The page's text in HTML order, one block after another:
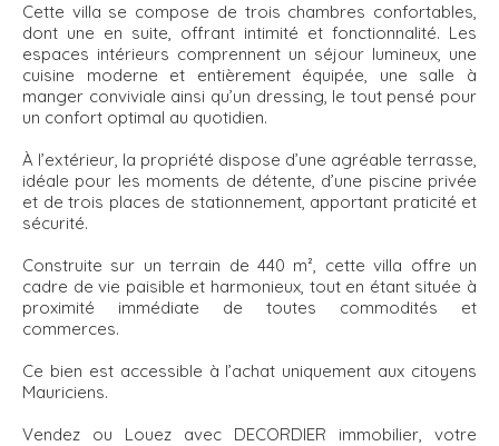
Cette villa se compose de trois chambres confortables,
dont une en suite, offrant intimité et fonctionnalité. Les
espaces intérieurs comprennent un séjour lumineux, une
cuisine moderne et entièrement équipée, une salle à
manger conviviale ainsi qu’un dressing, le tout pensé pour
un confort optimal au quotidien.
À l’extérieur, la propriété dispose d’une agréable terrasse,
idéale pour les moments de détente, d’une piscine privée
et de trois places de stationnement, apportant praticité et
sécurité.
Construite sur un terrain de 440 m², cette villa offre un
cadre de vie paisible et harmonieux, tout en étant située à
proximité immédiate de toutes commodités et
commerces.
Ce bien est accessible à l’achat uniquement aux citoyens
Mauriciens.
Vendez ou Louez avec DECORDIER immobilier, votre